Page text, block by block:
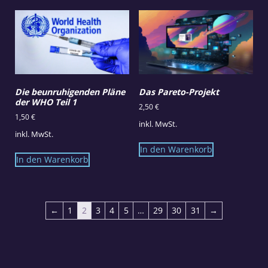
Die beunruhigenden Pläne
der WHO Teil 1
1,50€
inkl. MwSt.
In den Warenkorb
Das Pareto-Projekt
2,50€
inkl. MwSt.
In den Warenkorb
← 1 2 3 4 5 … 29 30 31 →